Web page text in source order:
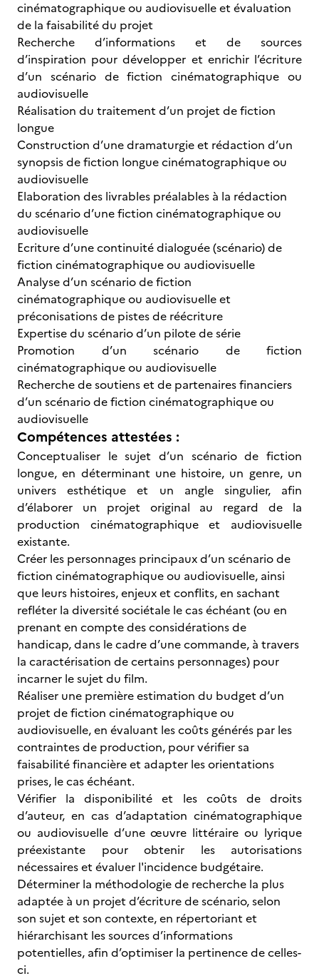
cinématographique ou audiovisuelle et évaluation
de la faisabilité du projet
Recherche d’informations et de sources
d’inspiration pour développer et enrichir l’écriture
d’un scénario de fiction cinématographique ou
audiovisuelle
Réalisation du traitement d’un projet de fiction
longue
Construction d’une dramaturgie et rédaction d’un
synopsis de fiction longue cinématographique ou
audiovisuelle
Elaboration des livrables préalables à la rédaction
du scénario d’une fiction cinématographique ou
audiovisuelle
Ecriture d’une continuité dialoguée (scénario) de
fiction cinématographique ou audiovisuelle
Analyse d’un scénario de fiction
cinématographique ou audiovisuelle et
préconisations de pistes de réécriture
Expertise du scénario d’un pilote de série
Promotion d’un scénario de fiction
cinématographique ou audiovisuelle
Recherche de soutiens et de partenaires financiers
d’un scénario de fiction cinématographique ou
audiovisuelle
Compétences attestées :
Conceptualiser le sujet d’un scénario de fiction
longue, en déterminant une histoire, un genre, un
univers esthétique et un angle singulier, afin
d’élaborer un projet original au regard de la
production cinématographique et audiovisuelle
existante.
Créer les personnages principaux d’un scénario de
fiction cinématographique ou audiovisuelle, ainsi
que leurs histoires, enjeux et conflits, en sachant
refléter la diversité sociétale le cas échéant (ou en
prenant en compte des considérations de
handicap, dans le cadre d’une commande, à travers
la caractérisation de certains personnages) pour
incarner le sujet du film.
Réaliser une première estimation du budget d’un
projet de fiction cinématographique ou
audiovisuelle, en évaluant les coûts générés par les
contraintes de production, pour vérifier sa
faisabilité financière et adapter les orientations
prises, le cas échéant.
Vérifier la disponibilité et les coûts de droits
d’auteur, en cas d’adaptation cinématographique
ou audiovisuelle d’une œuvre littéraire ou lyrique
préexistante pour obtenir les autorisations
nécessaires et évaluer l'incidence budgétaire.
Déterminer la méthodologie de recherche la plus
adaptée à un projet d’écriture de scénario, selon
son sujet et son contexte, en répertoriant et
hiérarchisant les sources d’informations
potentielles, afin d’optimiser la pertinence de celles-
ci.